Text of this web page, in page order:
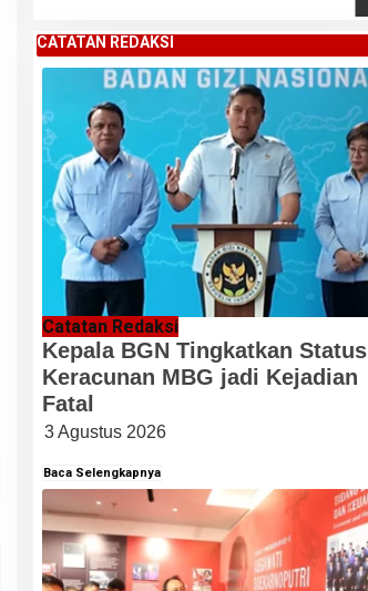
CATATAN REDAKSI
Catatan Redaksi
Kepala BGN Tingkatkan Status
Keracunan MBG jadi Kejadian
Fatal
3 Agustus 2026
Baca Selengkapnya